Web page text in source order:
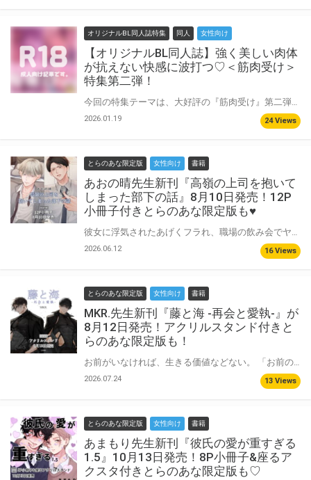
オリジナルBL同人誌特集 同人 女性向け
【オリジナルBL同人誌】強く美しい肉体
が抗えない快感に波打つ♡＜筋肉受け＞
特集第二弾！
2026.01.19 24 Views
とらのあな限定版 女性向け 書籍
あおの晴先生新刊『高嶺の上司を抱いて
しまった部下の話』8月10日発売！12P
小冊子付きとらのあな限定版も♥
2026.06.12 16 Views
とらのあな限定版 女性向け 書籍
MKR.先生新刊『藤と海 -再会と愛執-』が
8月12日発売！アクリルスタンド付きと
らのあな限定版も！
2026.07.24 13 Views
とらのあな限定版 女性向け 書籍
あまもり先生新刊『彼氏の愛が重すぎる
1.5』10月13日発売！8P小冊子&座るア
クスタ付きとらのあな限定版も♡